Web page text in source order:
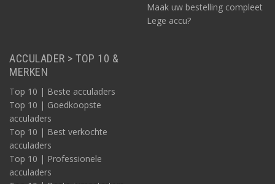
Maak uw bestelling compleet
Lege accu?
ACCULADER > TOP 10 &
MERKEN
Top 10 | Beste acculaders
Top 10 | Goedkoopste
acculaders
Top 10 | Best verkochte
acculaders
Top 10 | Professionele
acculaders